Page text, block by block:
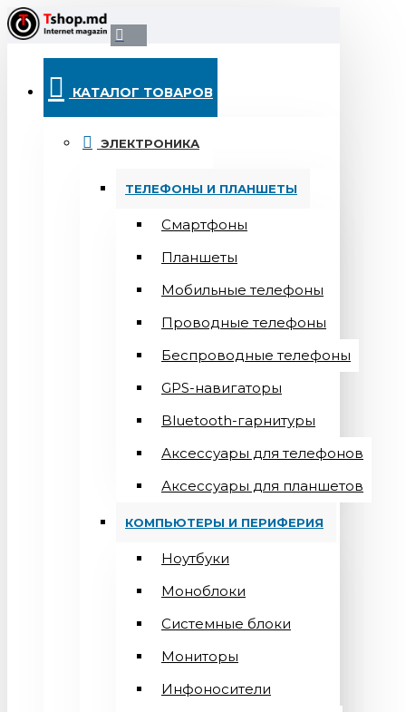
КАТАЛОГ ТОВАРОВ
ЭЛЕКТРОНИКА
ТЕЛЕФОНЫ И ПЛАНШЕТЫ
Смартфоны
Планшеты
Мобильные телефоны
Проводные телефоны
Беспроводные телефоны
GPS-навигаторы
Bluetooth-гарнитуры
Аксессуары для телефонов
Аксессуары для планшетов
КОМПЬЮТЕРЫ И ПЕРИФЕРИЯ
Ноутбуки
Моноблоки
Системные блоки
Мониторы
Инфоносители